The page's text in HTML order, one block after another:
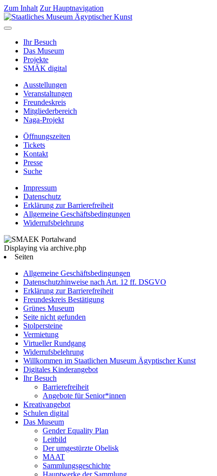
Zum Inhalt Zur Hauptnavigation
Ihr Besuch
Das Museum
Projekte
SMÄK digital
Ausstellungen
Veranstaltungen
Freundeskreis
Mitgliederbereich
Naga-Projekt
Öffnungszeiten
Tickets
Kontakt
Presse
Suche
Impressum
Datenschutz
Erklärung zur Barrierefreiheit
Allgemeine Geschäftsbedingungen
Widerrufsbelehrung
Displaying via archive.php
Seiten
Allgemeine Geschäftsbedingungen
Datenschutzhinweise nach Art. 12 ff. DSGVO
Erklärung zur Barrierefreiheit
Freundeskreis Bestätigung
Grünes Museum
Seite nicht gefunden
Stolpersteine
Vermietung
Virtueller Rundgang
Widerrufsbelehrung
Willkommen im Staatlichen Museum Ägyptischer Kunst
Digitales Kinderangebot
Ihr Besuch
Barrierefreiheit
Angebote für Senior*innen
Kreativangebot
Schulen digital
Das Museum
Gender Equality Plan
Leitbild
Der umgestürzte Obelisk
MAAT
Sammlungsgeschichte
Hauptwerke der Sammlung